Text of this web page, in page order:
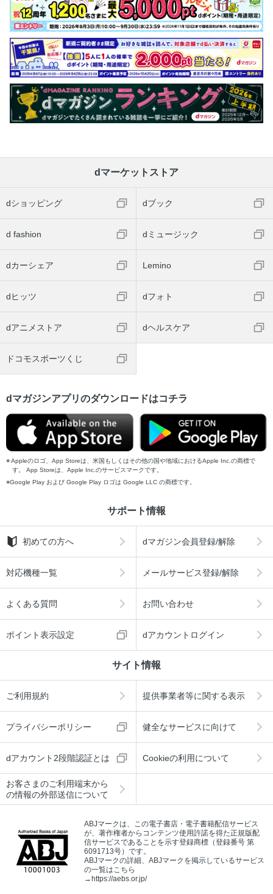
dマーケットストア
dショッピング dブック
d fashion dミュージック
dカーシェア Lemino
dヒッツ dフォト
dアニメストア dヘルスケア
ドコモスポーツくじ
dマガジンアプリのダウンロードはコチラ
Appleのロゴ、App Storeは、米国もしくはその他の国や地域におけるApple Inc.の商標で
す。 App Storeは、Apple Inc.のサービスマークです。
Google Play および Google Play ロゴは Google LLC の商標です。
サポート情報
初めての方へ dマガジン会員登録/解除
対応機種一覧 メールサービス登録/解除
よくある質問 お問い合わせ
ポイント表示設定 dアカウントログイン
サイト情報
ご利用規約 提供事業者等に関する表示
プライバシーポリシー 健全なサービスに向けて
dアカウント2段階認証とは Cookieの利用について
お客さまのご利用端末から
の情報の外部送信について
ABJマークは、この電子書店・電子書籍配信サービス
が、著作権者からコンテンツ使用許諾を得た正規版配
信サービスであることを示す登録商標（登録番号 第
6091713号）です。
ABJマークの詳細、ABJマークを掲示しているサービス
の一覧はこちら
→https://aebs.or.jp/